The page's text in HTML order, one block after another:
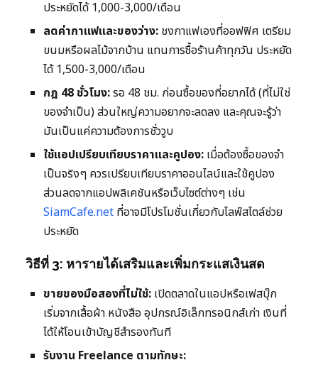
ประหยัดได้ 1,000-3,000/เดือน
ลดค่ากาแฟและของว่าง: ชงกาแฟเองที่ออฟฟิศ เตรียม
ขนมหรือผลไม้จากบ้าน แทนการซื้อร้านค้าทุกวัน ประหยัด
ได้ 1,500-3,000/เดือน
กฎ 48 ชั่วโมง:รอ 48 ชม. ก่อนซื้อของที่อยากได้ (ที่ไม่ใช่
ของจำเป็น) ส่วนใหญ่ความอยากจะลดลง และคุณจะรู้ว่า
มันเป็นแค่ความต้องการชั่ววูบ
ใช้แอปเปรียบเทียบราคาและคูปอง: เมื่อต้องซื้อของจำ
เป็นจริงๆ ควรเปรียบเทียบราคาออนไลน์และใช้คูปอง
ส่วนลดจากแอปพลิเคชันหรือเว็บไซต์ต่างๆ เช่น
SiamCafe.net ที่อาจมีโปรโมชั่นเกี่ยวกับไลฟ์สไตล์ช่วย
ประหยัด
วิธีที่ 3: หารายได้เสริมและเพิ่มกระแสเงินสด
ขายของมือสองที่ไม่ใช้: เปิดตลาดในแอปหรือเฟสบุ๊ก
เริ่มจากเสื้อผ้า หนังสือ อุปกรณ์อิเล็กทรอนิกส์เก่า เงินที่
ได้ให้โอนเข้าบัญชีสำรองทันที
รับงาน Freelance ตามทักษะ: